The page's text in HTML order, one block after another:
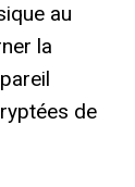
au
la
de